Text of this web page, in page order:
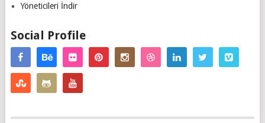
Yöneticileri İndir
Social Profile